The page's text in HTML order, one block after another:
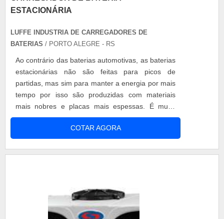
ESTACIONÁRIA
LUFFE INDUSTRIA DE CARREGADORES DE
BATERIAS / PORTO ALEGRE - RS
Ao contrário das baterias automotivas, as baterias
estacionárias não são feitas para picos de
partidas, mas sim para manter a energia por mais
tempo por isso são produzidas com materiais
mais nobres e placas mais espessas. É muito
importante escolher o carregador de bateria
estacionária mais adequado para a bateria e
respeitar a tensão de carga, pois a bateria é
COTAR AGORA